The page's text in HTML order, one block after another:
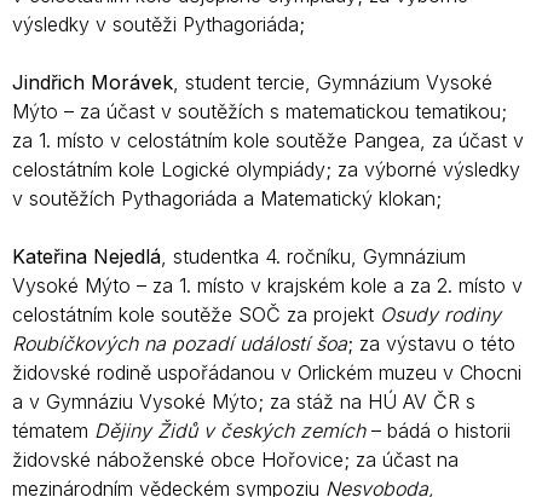
výsledky v soutěži Pythagoriáda;
Jindřich Morávek, student tercie, Gymnázium Vysoké
Mýto – za účast v soutěžích s matematickou tematikou;
za 1. místo v celostátním kole soutěže Pangea, za účast v
celostátním kole Logické olympiády; za výborné výsledky
v soutěžích Pythagoriáda a Matematický klokan;
Kateřina Nejedlá, studentka 4. ročníku, Gymnázium
Vysoké Mýto – za 1. místo v krajském kole a za 2. místo v
celostátním kole soutěže SOČ za projekt Osudy rodiny
Roubíčkových na pozadí událostí šoa; za výstavu o této
židovské rodině uspořádanou v Orlickém muzeu v Chocni
a v Gymnáziu Vysoké Mýto; za stáž na HÚ AV ČR s
tématem Dějiny Židů v českých zemích – bádá o historii
židovské náboženské obce Hořovice; za účast na
mezinárodním vědeckém sympoziu Nesvoboda,